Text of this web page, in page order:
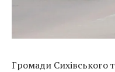
Громади Сихівського